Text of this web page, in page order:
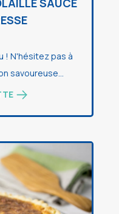
SAUCE
! N'hésitez pas à
savoureuse...